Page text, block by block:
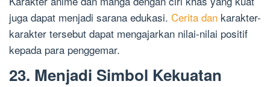
juga dapat menjadi sarana edukasi. Cerita dan karakter-
karakter tersebut dapat mengajarkan nilai-nilai positif
kepada para penggemar.
23. Menjadi Simbol Kekuatan